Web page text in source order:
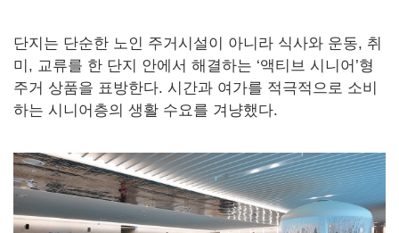
단지는 단순한 노인 주거시설이 아니라 식사와 운동, 취
미, 교류를 한 단지 안에서 해결하는 ‘액티브 시니어’형
주거 상품을 표방한다. 시간과 여가를 적극적으로 소비
하는 시니어층의 생활 수요를 겨냥했다.